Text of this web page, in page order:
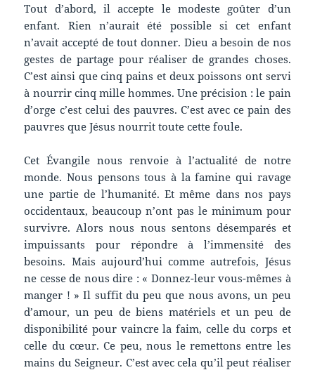
Tout d’abord, il accepte le modeste goûter d’un
enfant. Rien n’aurait été possible si cet enfant
n’avait accepté de tout donner. Dieu a besoin de nos
gestes de partage pour réaliser de grandes choses.
C’est ainsi que cinq pains et deux poissons ont servi
à nourrir cinq mille hommes. Une précision : le pain
d’orge c’est celui des pauvres. C’est avec ce pain des
pauvres que Jésus nourrit toute cette foule.
Cet Évangile nous renvoie à l’actualité de notre
monde. Nous pensons tous à la famine qui ravage
une partie de l’humanité. Et même dans nos pays
occidentaux, beaucoup n’ont pas le minimum pour
survivre. Alors nous nous sentons désemparés et
impuissants pour répondre à l’immensité des
besoins. Mais aujourd’hui comme autrefois, Jésus
ne cesse de nous dire : « Donnez-leur vous-mêmes à
manger ! » Il suffit du peu que nous avons, un peu
d’amour, un peu de biens matériels et un peu de
disponibilité pour vaincre la faim, celle du corps et
celle du cœur. Ce peu, nous le remettons entre les
mains du Seigneur. C’est avec cela qu’il peut réaliser